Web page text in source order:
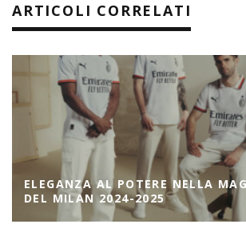
ARTICOLI CORRELATI
ELEGANZA AL POTERE NELLA
DEL MILAN 2024-2025